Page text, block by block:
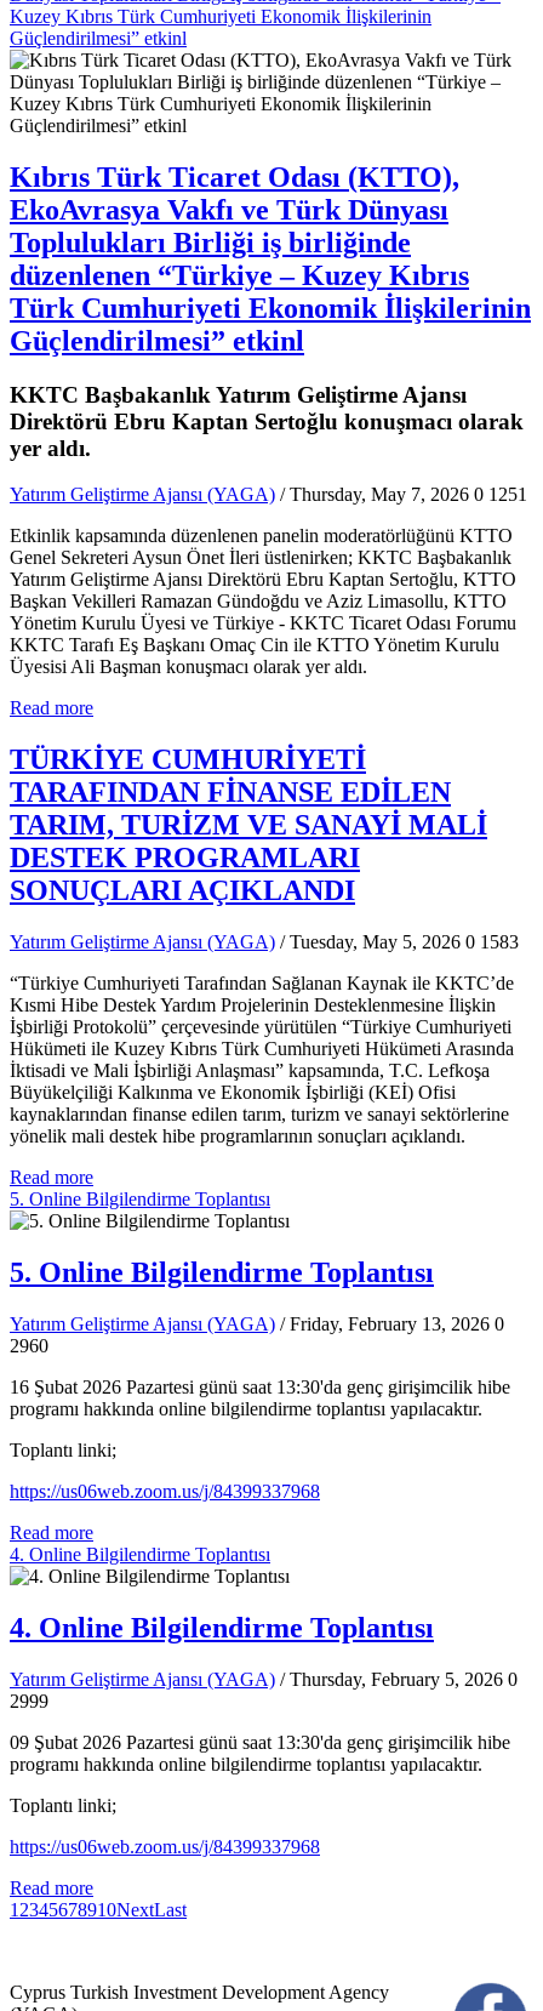
Kuzey Kıbrıs Türk Cumhuriyeti Ekonomik İlişkilerinin
Güçlendirilmesi” etkinl
Kıbrıs Türk Ticaret Odası (KTTO),
EkoAvrasya Vakfı ve Türk Dünyası
Toplulukları Birliği iş birliğinde
düzenlenen “Türkiye – Kuzey Kıbrıs
Türk Cumhuriyeti Ekonomik İlişkilerinin
Güçlendirilmesi” etkinl
KKTC Başbakanlık Yatırım Geliştirme Ajansı
Direktörü Ebru Kaptan Sertoğlu konuşmacı olarak
yer aldı.
Yatırım Geliştirme Ajansı (YAGA) / Thursday, May 7, 2026 0 1251
Etkinlik kapsamında düzenlenen panelin moderatörlüğünü KTTO
Genel Sekreteri Aysun Önet İleri üstlenirken; KKTC Başbakanlık
Yatırım Geliştirme Ajansı Direktörü Ebru Kaptan Sertoğlu, KTTO
Başkan Vekilleri Ramazan Gündoğdu ve Aziz Limasollu, KTTO
Yönetim Kurulu Üyesi ve Türkiye - KKTC Ticaret Odası Forumu
KKTC Tarafı Eş Başkanı Omaç Cin ile KTTO Yönetim Kurulu
Üyesisi Ali Başman konuşmacı olarak yer aldı.
Read more
TÜRKİYE CUMHURİYETİ
TARAFINDAN FİNANSE EDİLEN
TARIM, TURİZM VE SANAYİ MALİ
DESTEK PROGRAMLARI
SONUÇLARI AÇIKLANDI
Yatırım Geliştirme Ajansı (YAGA) / Tuesday, May 5, 2026 0 1583
“Türkiye Cumhuriyeti Tarafından Sağlanan Kaynak ile KKTC’de
Kısmi Hibe Destek Yardım Projelerinin Desteklenmesine İlişkin
İşbirliği Protokolü” çerçevesinde yürütülen “Türkiye Cumhuriyeti
Hükümeti ile Kuzey Kıbrıs Türk Cumhuriyeti Hükümeti Arasında
İktisadi ve Mali İşbirliği Anlaşması” kapsamında, T.C. Lefkoşa
Büyükelçiliği Kalkınma ve Ekonomik İşbirliği (KEİ) Ofisi
kaynaklarından finanse edilen tarım, turizm ve sanayi sektörlerine
yönelik mali destek hibe programlarının sonuçları açıklandı.
Read more
5. Online Bilgilendirme Toplantısı
5. Online Bilgilendirme Toplantısı
Yatırım Geliştirme Ajansı (YAGA) / Friday, February 13, 2026 0
2960
16 Şubat 2026 Pazartesi günü saat 13:30'da genç girişimcilik hibe
programı hakkında online bilgilendirme toplantısı yapılacaktır.
Toplantı linki;
https://us06web.zoom.us/j/84399337968
Read more
4. Online Bilgilendirme Toplantısı
4. Online Bilgilendirme Toplantısı
Yatırım Geliştirme Ajansı (YAGA) / Thursday, February 5, 2026 0
2999
09 Şubat 2026 Pazartesi günü saat 13:30'da genç girişimcilik hibe
programı hakkında online bilgilendirme toplantısı yapılacaktır.
Toplantı linki;
https://us06web.zoom.us/j/84399337968
Read more
1 2345678910NextLast
Cyprus Turkish Investment Development Agency